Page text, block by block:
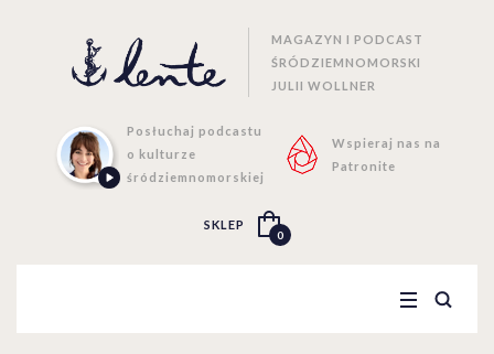
MAGAZYN I PODCAST
ŚRÓDZIEMNOMORSKI
JULII WOLLNER
Posłuchaj podcastu
o kulturze
śródziemnomorskiej
Wspieraj nas na
Patronite
SKLEP
0